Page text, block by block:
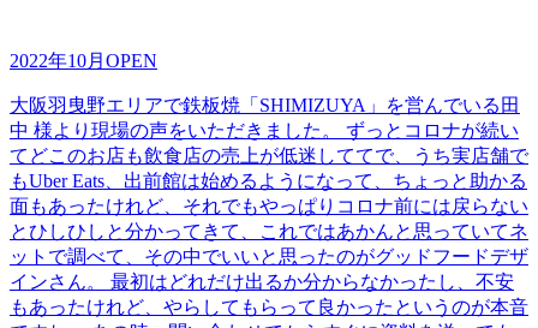
2022年10月 OPEN
大阪羽曳野エリアで鉄板焼「SHIMIZUYA」を営んでいる田
中 様より現場の声をいただきました。 ずっとコロナが続い
てどこのお店も飲食店の売上が低迷しててで、うち実店舗で
もUber Eats、出前館は始めるようになって、ちょっと助かる
面もあったけれど、それでもやっぱりコロナ前には戻らない
とひしひしと分かってきて、これではあかんと思っていてネ
ットで調べて、その中でいいと思ったのがグッドフードデザ
インさん。 最初はどれだけ出るか分からなかったし、不安
もあったけれど、やらしてもらって良かったというのが本音